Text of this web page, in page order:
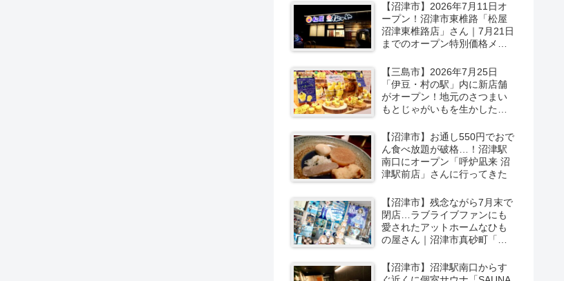
【沼津市】2026年7月11日オ
ープン！沼津市東椎路「松屋
沼津東椎路店」さん｜7月21日
までのオープン特別価格メニ
【三島市】2026年7月25日
「伊豆・村の駅」内に新店舗
がオープン！地元のさつまい
もとじゃがいもを生かしたベ
と足お先に実食レポ【PR】
【沼津市】お通し550円でおで
ん食べ放題が破格…！沼津駅
南口にオープン「呼炉凪来 沼
津駅前店」さんに行ってきた
【沼津市】残念ながら7月末で
閉店…ラブライブファンにも
愛されたアットホームなひも
の屋さん｜沼津市真砂町「渡
【沼津市】沼津駅南口からす